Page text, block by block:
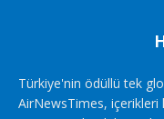
Türkiye'nin ödüllü tek
AirNewsTimes, içerikleri